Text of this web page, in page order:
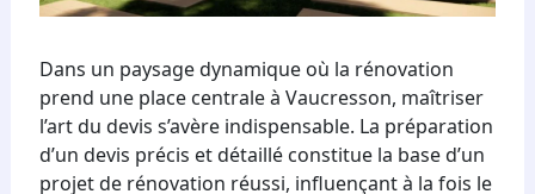
Dans un paysage dynamique où la rénovation
prend une place centrale à Vaucresson, maîtriser
l’art du devis s’avère indispensable. La préparation
d’un devis précis et détaillé constitue la base d’un
projet de rénovation réussi, influençant à la fois le